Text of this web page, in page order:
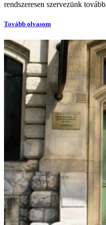
rendszeresen szervezünk
Tovább olvasom